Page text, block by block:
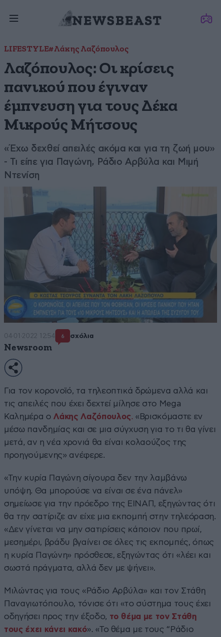
LIFESTYLE#Λάκης Λαζόπουλος
Λαζόπουλος: Οι κρίσεις
πανικού που έγιναν
έμπνευση για τους Δέκα
Μικρούς Μήτσους
«Έχω δεχθεί απειλές ακόμα και για τη ζωή μου»
- Τι είπε για Παγώνη, Ράδιο Αρβύλα και Μιμή
Ντενίση
04·01·2022 12:54 6 σχόλια
Newsroom
Για τον κορονοϊό, τα τηλεοπτικά δρώμενα αλλά και
τις απειλές που έχει δεχτεί μίλησε στο Mega
Καλημέρα ο Λάκης Λαζόπουλος. «Βρισκόμαστε εν
μέσω πανδημίας και σε μια σύγχυση για το τι θα γίνει
μετά, αν η νέα χρονιά θα είναι κολαούζος της
προηγούμενης» ανέφερε.
«Την κυρία Παγώνη σίγουρα δεν την λαμβάνω
υπόψη. Θα μπορούσε να είναι σε ένα πάνελ»
σημείωσε για την πρόεδρο της ΕΙΝΑΠ, εξηγώντας ότι
θα την σατίριζε αν είχε μια εκπομπή στην τηλεόραση.
«Δεν γίνεται να μην σατιρίσεις κάποιον που πρωί,
μεσημέρι, βράδυ βγαίνει σε όλες τις εκπομπές, όπως
η κυρία Παγώνη» πρόσθεσε, εξηγώντας ότι «λέει και
σωστά πράγματα, αλλά δεν με ψήνει».
Μιλώντας για τους «Ράδιο Αρβύλα» και τον Στάθη
Παναγιωτόπουλο, τόνισε ότι «το σύστημα τους έχει
οδηγήσει προς την έξοδο, το θέμα με τον Στάθη
τους έχει κάνει κακό». «Το θέμα με τους “Ράδιο